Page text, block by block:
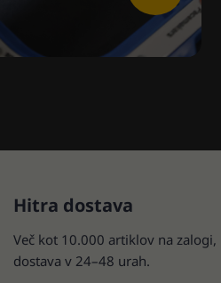
Hitra dostava
Več kot 10.000 artiklov na zalogi,
dostava v 24–48 urah.